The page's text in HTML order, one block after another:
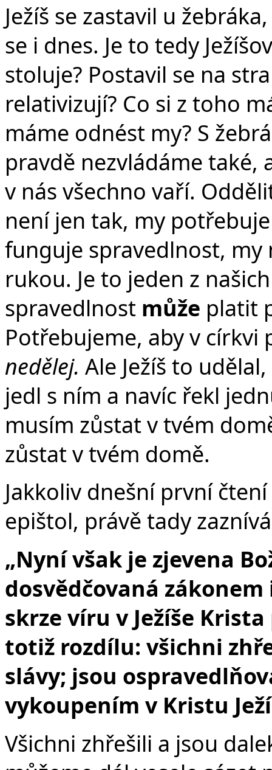
Ježíš se zastavil u
se i dnes. Je to tedy
stoluje? Postavil se na
relativizují? Co si z toho
máme odnést my? S
pravdě nezvládáme také,
v nás všechno vaří.
není jen tak, my
funguje spravedlnost,
rukou. Je to jeden z
spravedlnost může platit
Potřebujeme, aby v církvi
nedělej. Ale Ježíš to
jedl s ním a navíc řekl
musím zůstat v tvém
zůstat v tvém domě.
Jakkoliv dnešní první
epištol, právě tady
„Nyní však je zjevena
dosvědčovaná
skrze víru v Ježíše
totiž rozdílu: všichni
slávy; jsou
vykoupením v Kristu
Všichni zhřešili a jsou